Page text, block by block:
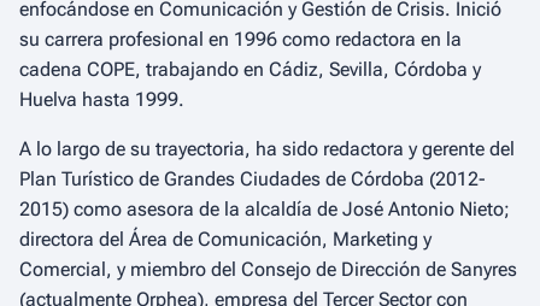
enfocándose en Comunicación y Gestión de Crisis. Inició
su carrera profesional en 1996 como redactora en la
cadena COPE, trabajando en Cádiz, Sevilla, Córdoba y
Huelva hasta 1999.
A lo largo de su trayectoria, ha sido redactora y gerente del
Plan Turístico de Grandes Ciudades de Córdoba (2012-
2015) como asesora de la alcaldía de José Antonio Nieto;
directora del Área de Comunicación, Marketing y
Comercial, y miembro del Consejo de Dirección de Sanyres
(actualmente Orphea), empresa del Tercer Sector con